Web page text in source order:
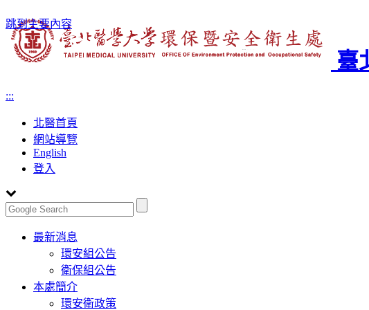
跳到主要內容
臺
:::
北醫首頁
網站導覽
English
登入
Toggle
navigation
最新消息
環安組公告
衛保組公告
本處簡介
環安衛政策